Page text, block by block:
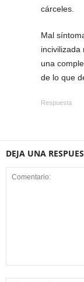
cárceles.
Mal
incivilizada
una
de lo que
Respuesta
DEJA UNA